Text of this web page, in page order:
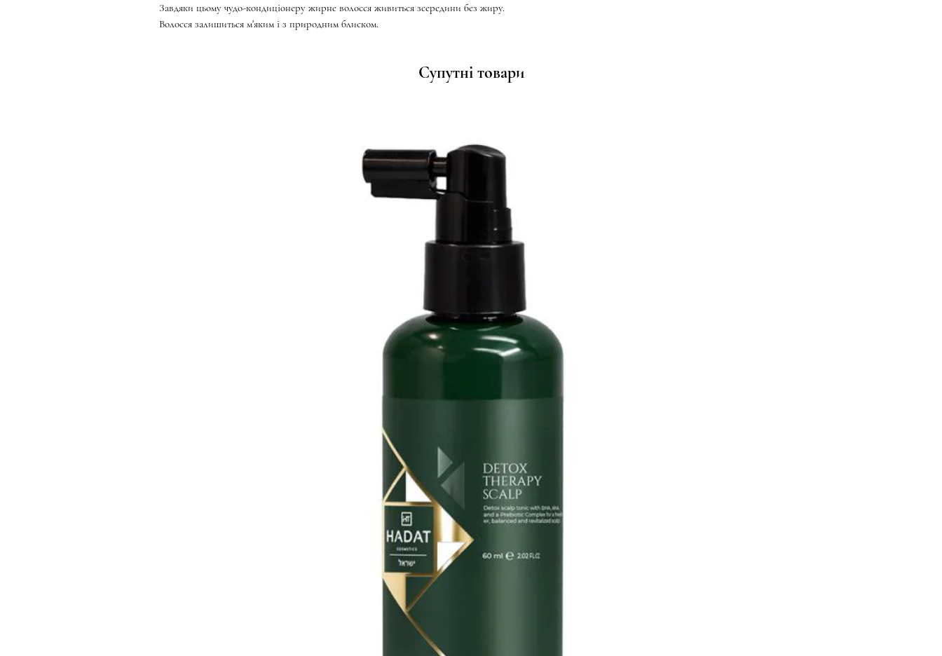
Супутні товари
Завдяки цьому чудо-кондиціонеру жирне волосся живиться зсередини без жиру.
Волосся залишиться м'яким і з природним блиском.